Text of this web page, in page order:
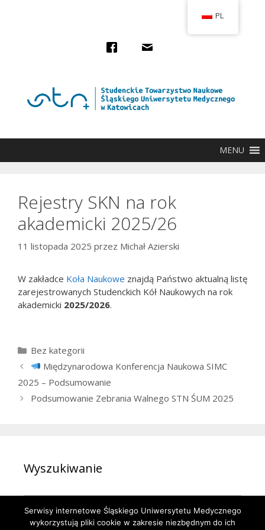
MENU
Rejestry SKN na rok
akademicki 2025/26
11 listopada 2025 przez Michał Azierski
W zakładce Koła Naukowe znajdą Państwo aktualną listę
zarejestrowanych Studenckich Kół Naukowych na rok
akademicki 2025/2026.
Kategorie
Bez kategorii
Międzynarodowa Konferencja Naukowa SIMC
2025 – Podsumowanie
Podsumowanie Zebrania Walnego STN ŚUM 2025
Wyszukiwanie
PL
Serwisy internetowe Śląskiego Uniwersytetu Medycznego
wykorzystują pliki cookie w zakresie niezbędnym do ich